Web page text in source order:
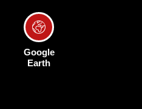
Google
Earth